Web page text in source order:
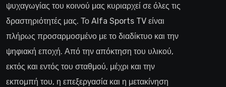
ψυχαγωγίας του κοινού μας κυριαρχεί σε όλες τις
δραστηριότητές μας. Το Alfa Sports TV είναι
πλήρως προσαρμοσμένο με το διαδίκτυο και την
ψηφιακή εποχή. Από την απόκτηση του υλικού,
εκτός και εντός του σταθμού, μέχρι και την
εκπομπή του, η επεξεργασία και η μετακίνηση